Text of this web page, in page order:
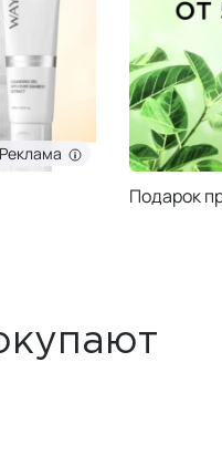
Реклама
Подарок